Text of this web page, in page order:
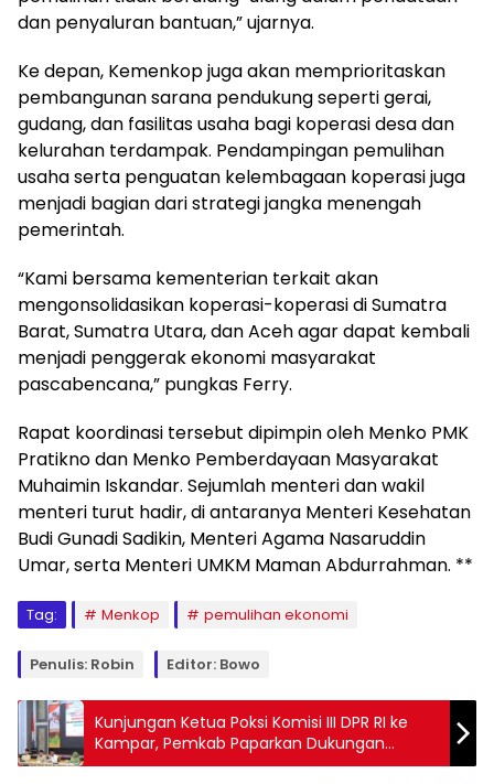
dan penyaluran bantuan,” ujarnya.
Ke depan, Kemenkop juga akan memprioritaskan
pembangunan sarana pendukung seperti gerai,
gudang, dan fasilitas usaha bagi koperasi desa dan
kelurahan terdampak. Pendampingan pemulihan
usaha serta penguatan kelembagaan koperasi juga
menjadi bagian dari strategi jangka menengah
pemerintah.
“Kami bersama kementerian terkait akan
mengonsolidasikan koperasi-koperasi di Sumatra
Barat, Sumatra Utara, dan Aceh agar dapat kembali
menjadi penggerak ekonomi masyarakat
pascabencana,” pungkas Ferry.
Rapat koordinasi tersebut dipimpin oleh Menko PMK
Pratikno dan Menko Pemberdayaan Masyarakat
Muhaimin Iskandar. Sejumlah menteri dan wakil
menteri turut hadir, di antaranya Menteri Kesehatan
Budi Gunadi Sadikin, Menteri Agama Nasaruddin
Umar, serta Menteri UMKM Maman Abdurrahman. **
Tag: Menkop pemulihan ekonomi
Penulis: Robin Editor: Bowo
Kunjungan Ketua Poksi Komisi III DPR RI ke
Kampar, Pemkab Paparkan Dukungan
Program Presiden